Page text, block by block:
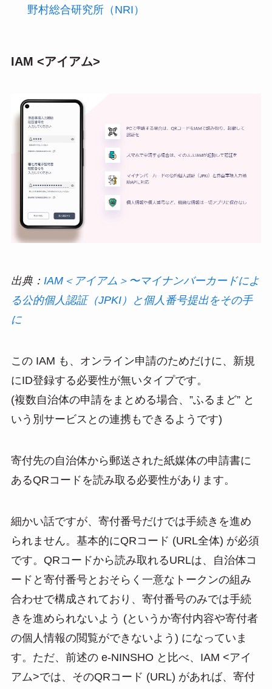
野村総合研究所（NRI）
IAM <アイアム>
出典： IAM＜アイアム＞〜マイナンバーカードによ
る公的個人認証（JPKI）と個人番号提出をその手
に
この IAM も、オンライン申請のためだけに、新規
にID登録する必要性が無いタイプです。
(複数自治体の申請をまとめる場合、”ふるまど” と
いう別サービスとの連携もできるようです)
寄付先の自治体から郵送された紙媒体の申請書に
あるQRコードを読み取る必要性があります。
細かい話ですが、寄付番号だけでは手続きを進め
られません。基本的にQRコード (URL全体) が必須
です。QRコードから読み取れるURLは、自治体コ
ードと寄付番号とおそらく一意なトークンの組み
合わせで構成されており、寄付番号のみでは手続
きを進められないよう (というか寄付内容や寄付者
の個人情報の閲覧ができないよう) になっていま
す。ただ、前述の e-NINSHO と比べ、IAM <アイ
アム>では、そのQRコード (URL) があれば、寄付